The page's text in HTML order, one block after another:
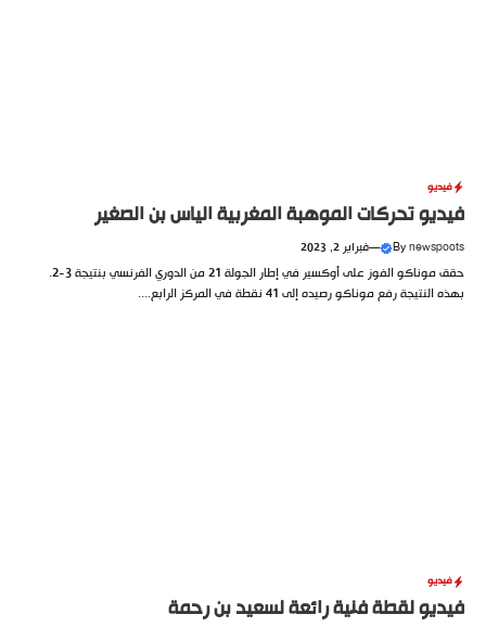
فيديو
فيديو تحركات الموهبة المغربية الياس بن الصغير
Bynewspoots
—فبراير 2, 2023
حقق موناكو الفوز على أوكسير في إطار الجولة 21 من الدوري الفرنسي بنتيجة 3-2.
بهذه النتيجة رفع موناكو رصيده إلى 41 نقطة في المركز الرابع....
فيديو
فيديو لقطة فنية رائعة لسعيد بن رحمة